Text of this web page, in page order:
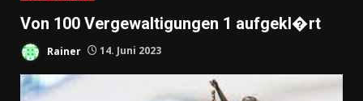
Von 100 Vergewaltigungen 1 aufgekl�rt
Rainer 14. Juni 2023